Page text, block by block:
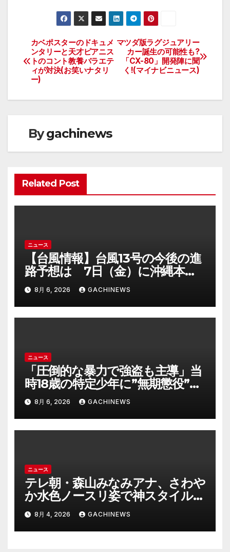
投
稿
ナ
ゲ
ー
シ
ョ
マツダ版ラグジュアリー
カー誕生の可能性も?
「CX-80」開発陣に聞
く!(マイナビニュース)
カベポスターのドキュメ
ンタリーと天才ピアニス
トのコント教養バラエテ
ィが対決(お笑いナタリ
ー)
Bygachinews
Related Post
ニュース
【台風情報】台風13号の今後の進
路予想は 7日（金）に沖縄本島
に直撃するおそれ 一部の家屋が
倒壊するおそれがある猛烈な風が
吹く見込み(FNNプライムオンラ
イン)
8月 6, 2026 GACHINEWS
ニュース
「圧倒的な暴力で強盗も主導」当
時18歳の特定少年に”無期懲役”求
刑の背景『年齢の若さで説明でき
ないほど悪質だと検察が判断』＜
元裁判官が解説＞全国的に見ても
異例のケース_8月7日判決の行方
8月 6, 2026 GACHINEWS
ニュース
テレ朝・森山みなみアナ、さわや
か水色ノースリ姿で神スタイル炸
裂 「爽やかで可愛い」「最上級
にお似合い」(J-CASTニュース)
8月 4, 2026 GACHINEWS